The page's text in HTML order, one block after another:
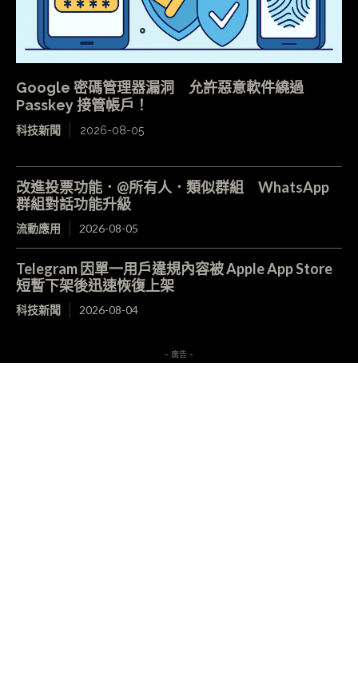
Google 密碼管理器漏洞 允許惡意軟件繞過
Passkey 接管帳戶！
科技新聞 2026-08-05
改進投票功能．@所有人．類似群組 WhatsApp
群組對話功能升級
流動應用 2026-08-05
Telegram 因單一用戶違規內容被 Apple App Store
短暫下架後迅速恢復上架
科技新聞 2026-08-04
- 廣告 -